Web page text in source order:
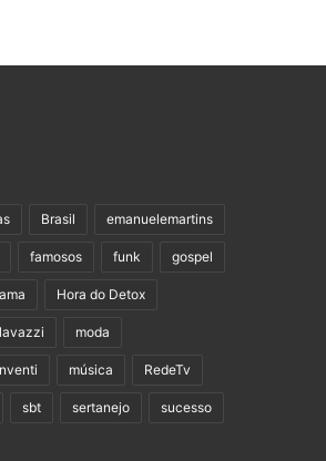
Brasil emanuelemartins
famosos funk gospel
Hora do Detox
moda
música RedeTv
sbt sertanejo sucesso